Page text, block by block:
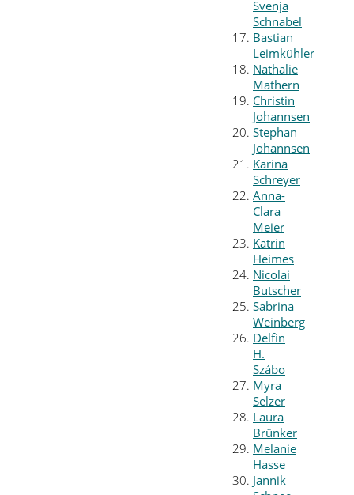
Svenja
Schnabel
Bastian
Leimkühler
Nathalie
Mathern
Christin
Johannsen
Stephan
Johannsen
Karina
Schreyer
Anna-
Clara
Meier
Katrin
Heimes
Nicolai
Butscher
Sabrina
Weinberg
Delfin
H.
Szábo
Myra
Selzer
Laura
Brünker
Melanie
Hasse
Jannik